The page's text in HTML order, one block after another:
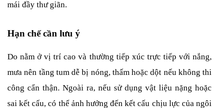
mái đầy thư giãn.
Hạn chế cần lưu ý
Do nằm ở vị trí cao và thường tiếp xúc trực tiếp với nắng,
mưa nên tầng tum dễ bị nóng, thấm hoặc dột nếu không thi
công cẩn thận. Ngoài ra, nếu sử dụng vật liệu nặng hoặc
sai kết cấu, có thể ảnh hưởng đến kết cấu chịu lực của ngôi